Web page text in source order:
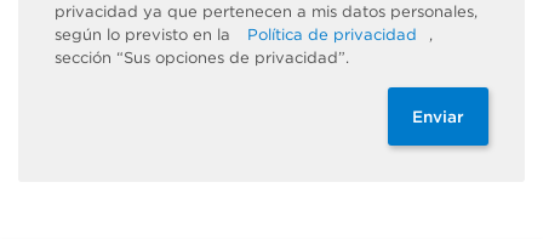
privacidad ya que pertenecen a mis datos personales,
según lo previsto en la
Política de privacidad
,
sección “Sus opciones de privacidad”.
Enviar